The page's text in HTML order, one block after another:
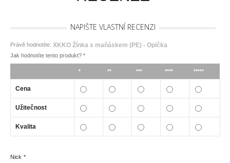
NAPIŠTE VLASTNÍ RECENZI
Právě hodnotíte: XKKO Žínka s maňáskem (PE) - Opička
Jak hodnotíte tento produkt? *
* ** *** **** *****
Cena
Užitečnost
Kvalita
*
Nick